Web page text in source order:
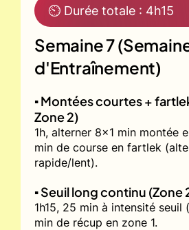
⏲ Durée totale : 4h15
Semaine 7
d'Entraînement)
▪️ Montées courtes +
Zone 2)
1h, alterner 8x1 min montée
min de course en fartlek
rapide/lent).
▪️ Seuil long continu (Zone
1h15, 25 min à intensité seuil
min de récup en zone 1.